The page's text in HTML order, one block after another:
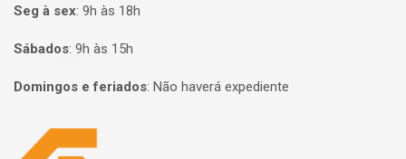
Seg à sex: 9h às 18h
Sábados: 9h às 15h
Domingos e feriados: Não haverá expediente
Página inicial